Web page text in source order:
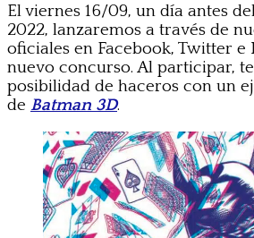
El viernes 16/09, un día antes
2022, lanzaremos a través de
oficiales en Facebook, Twitter e
nuevo concurso. Al participar,
posibilidad de haceros con un
de Batman 3D.